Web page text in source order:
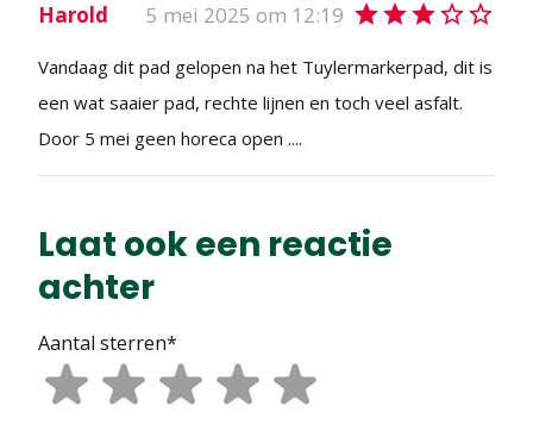
Harold 5 mei 2025 om 12:19
Vandaag dit pad gelopen na het Tuylermarkerpad, dit is
een wat saaier pad, rechte lijnen en toch veel asfalt.
Door 5 mei geen horeca open ....
Laat ook een reactie
achter
Aantal sterren*